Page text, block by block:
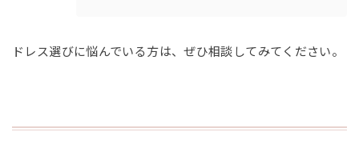
ドレス選びに悩んでいる方は、ぜひ相談してみてください。